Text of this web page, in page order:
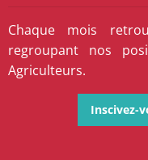
Chaque mois
regroupant nos
Agriculteurs.
Inscivez-